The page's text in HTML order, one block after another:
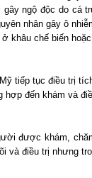
ngộ độc do cá
nhân gây ô
khâu chế biến
tiếp tục điều trị
đến khám và
được khám,
và điều trị nhưng